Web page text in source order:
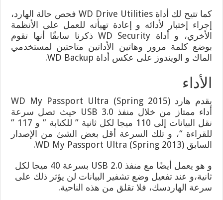
كما تتيح لك أداة WD Drive Utilities فحص حالة الهارد،
إجراء إختبار لأدائه و إعادة تهيأته للعمل على الأنظمة
الأخري، و أداة WD Security ذكرنا سابقًا أنها تقوم
بوضع كلمة مرور وهاتين الأداتين متاحتين لمستخدمي
الماك و الويندوز على عكس أداة WD Backup.
الأداء
يقدم هارد (WD My Passport Ultra (Spring 2015
أداء ممتاز من خلال منفذ USB 3.0 حيث تصل سرعة
نقل البيانات إلى 110 ميجا لكل ثانية ” للكتابة ” و 117 ”
للقراءة “، و تلك السرعة أقل بعض الشئ من الإصدار
السابق (2013 WD My Passport Ultra (Spring.
و هو يعمل أيضًا مع منفذ USB 2.0 بسرعة 40 ميجا لكل
ثانية،و عند تفعيل وضع تشفير البيانات لن يؤثر ذلك على
سرعة الهاردسك، فلا تقلق من هذه الناحية.